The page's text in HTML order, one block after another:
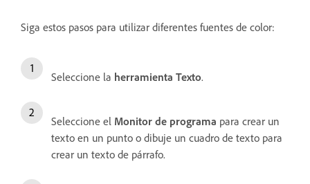
Siga estos pasos para utilizar diferentes fuentes de color:
Seleccione la herramienta Texto.
Seleccione el Monitor de programa para crear un
texto en un punto o dibuje un cuadro de texto para
crear un texto de párrafo.